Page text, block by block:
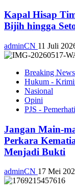
Kapal Hisap
Bijih hingga
adminCN 11 Juli
Breaking News
Hukum -
Nasional
Opini
PJS -
Jangan Main-
Perkara
Menjadi Bukti
adminCN 17 Mei